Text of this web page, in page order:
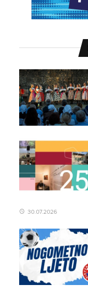
30.07.2026